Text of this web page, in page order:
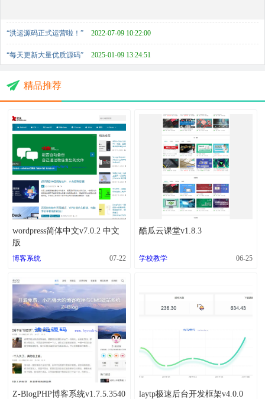
“洪运源码正式运营啦！” 2022-07-09 10:22:00
“每天更新大量优质源码” 2025-01-09 13:24:51
精品推荐
wordpress简体中文v7.0.2 中文
版
博客系统 07-22
酷瓜云课堂v1.8.3
学校教学 06-25
Z-BlogPHP博客系统v1.7.5.3540 laytp极速后台开发框架v4.0.0